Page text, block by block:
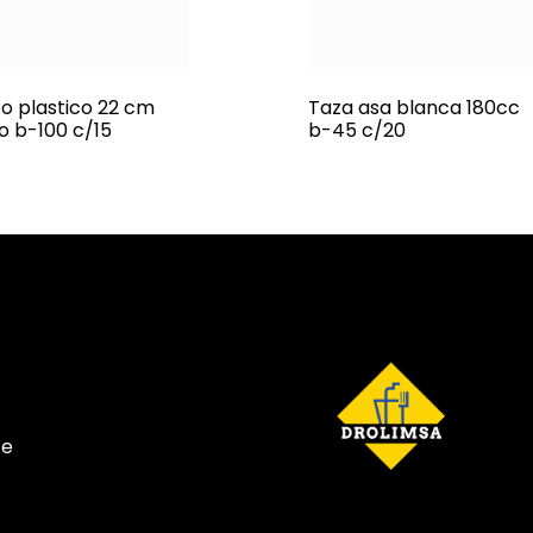
plastico 22 cm
b-100 c/15
Taza asa blanca 180cc
b-45 c/20